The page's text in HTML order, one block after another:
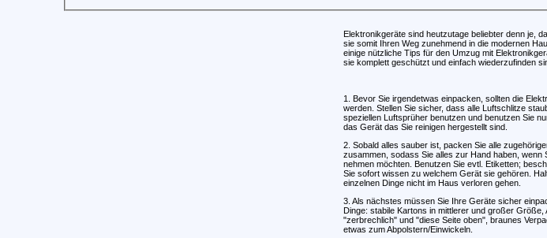
Elektronikgeräte sind heutzutage beliebter denn je,
sie somit Ihren Weg zunehmend in die modernen
einige nützliche Tips für den Umzug mit
sie komplett geschützt und einfach wiederzufinden
1. Bevor Sie irgendetwas einpacken, sollten die
werden. Stellen Sie sicher, dass alle Luftschlitze
speziellen Luftsprüher benutzen und benutzen Sie
das Gerät das Sie reinigen hergestellt sind.
2. Sobald alles sauber ist, packen Sie alle
zusammen, sodass Sie alles zur Hand haben, wenn
nehmen möchten. Benutzen Sie evtl. Etiketten;
Sie sofort wissen zu welchem Gerät sie gehören.
einzelnen Dinge nicht im Haus verloren gehen.
3. Als nächstes müssen Sie Ihre Geräte sicher
Dinge: stabile Kartons in mittlerer und großer Größe,
"zerbrechlich" und "diese Seite oben", braunes
etwas zum Abpolstern/Einwickeln.